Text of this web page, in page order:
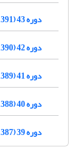
دوره 43 (1391)
دوره 42 (1390)
دوره 41 (1389)
دوره 40 (1388)
دوره 39 (1387)